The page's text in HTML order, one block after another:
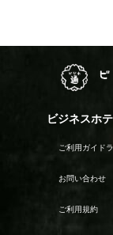
ビジネスホ
ご利用ガイド
お問い合わせ
ご利用規約